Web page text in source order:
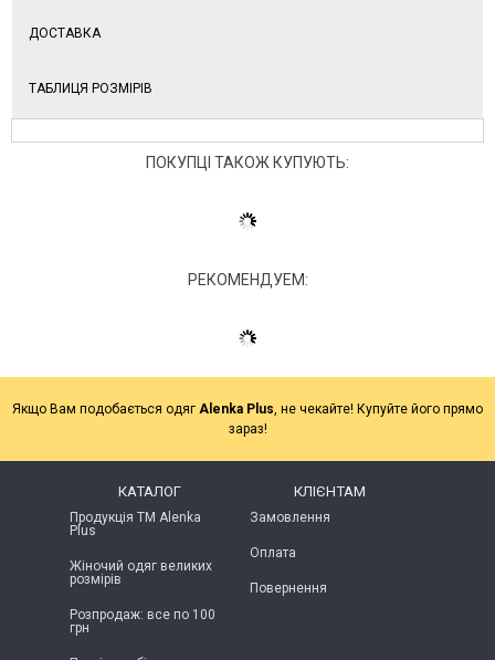
ДОСТАВКА
ТАБЛИЦЯ РОЗМІРІВ
ПОКУПЦІ ТАКОЖ КУПУЮТЬ:
РЕКОМЕНДУЕМ:
Якщо Вам подобається одяг Alenka Plus , не чекайте! Купуйте його прямо
зараз!
КАТАЛОГ
Продукція ТМ Alenka
Plus
Жіночий одяг великих
розмірів
Розпродаж: все по 100
грн
КЛІЄНТАМ
Замовлення
Оплата
Повернення